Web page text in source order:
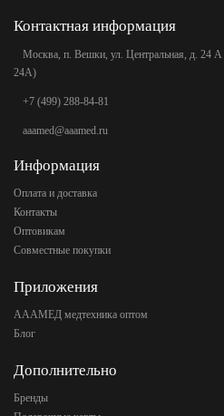
Контактная информация
Москва, п. Вешки, ул. Центральная, д. 24 А
24А)
+7 (499) 288-84-81
aaamed@aaamed.ru
Информация
Оплата и доставка
Контакты
Оптовикам
Совместные покупки
Приложения
АААМЕД медтехника оптом
Блог
Дополнительно
Бренды